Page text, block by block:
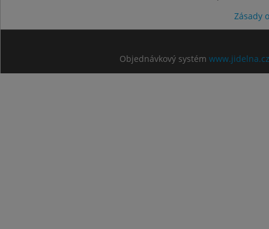
Zásady
Objednávkový systém www.jidelna.cz